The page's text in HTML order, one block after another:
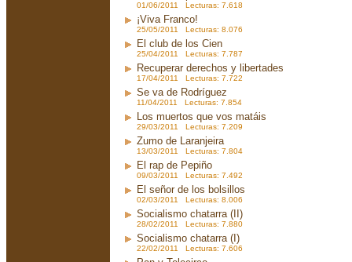
01/06/2011 Lecturas: 7.618
¡Viva Franco!
25/05/2011 Lecturas: 8.076
El club de los Cien
25/04/2011 Lecturas: 7.787
Recuperar derechos y libertades
17/04/2011 Lecturas: 7.722
Se va de Rodríguez
11/04/2011 Lecturas: 7.854
Los muertos que vos matáis
29/03/2011 Lecturas: 7.209
Zumo de Laranjeira
13/03/2011 Lecturas: 7.804
El rap de Pepiño
09/03/2011 Lecturas: 7.492
El señor de los bolsillos
02/03/2011 Lecturas: 8.006
Socialismo chatarra (II)
28/02/2011 Lecturas: 7.880
Socialismo chatarra (I)
22/02/2011 Lecturas: 7.606